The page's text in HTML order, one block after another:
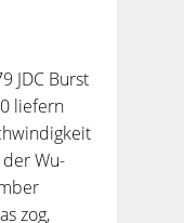
JDC Burst
liefern
Wu-
zog,